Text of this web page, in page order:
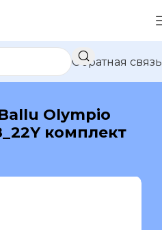
Обратная связь
Olympio
комплект